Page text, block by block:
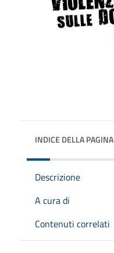
INDICE DELLA PAGINA
Descrizione
A cura di
Contenuti correlati